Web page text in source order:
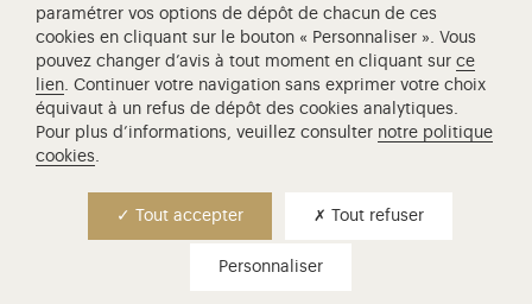
Réseau des Résidences Royales Européenne
Société des Amis de Versailles
Académie équestre nationale du domaine de Versailles
Campus Versailles
paramétrer vos options de dépôt de chacun de ces
cookies en cliquant sur le bouton « Personnaliser ». Vous
pouvez changer d’avis à tout moment en cliquant surce
lien. Continuer votre navigation sans exprimer votre choix
équivaut à un refus de dépôt des cookies analytiques.
Pour plus d’informations, veuillez consulter notre politique
cookies.
Tout accepter Tout refuser
Personnaliser